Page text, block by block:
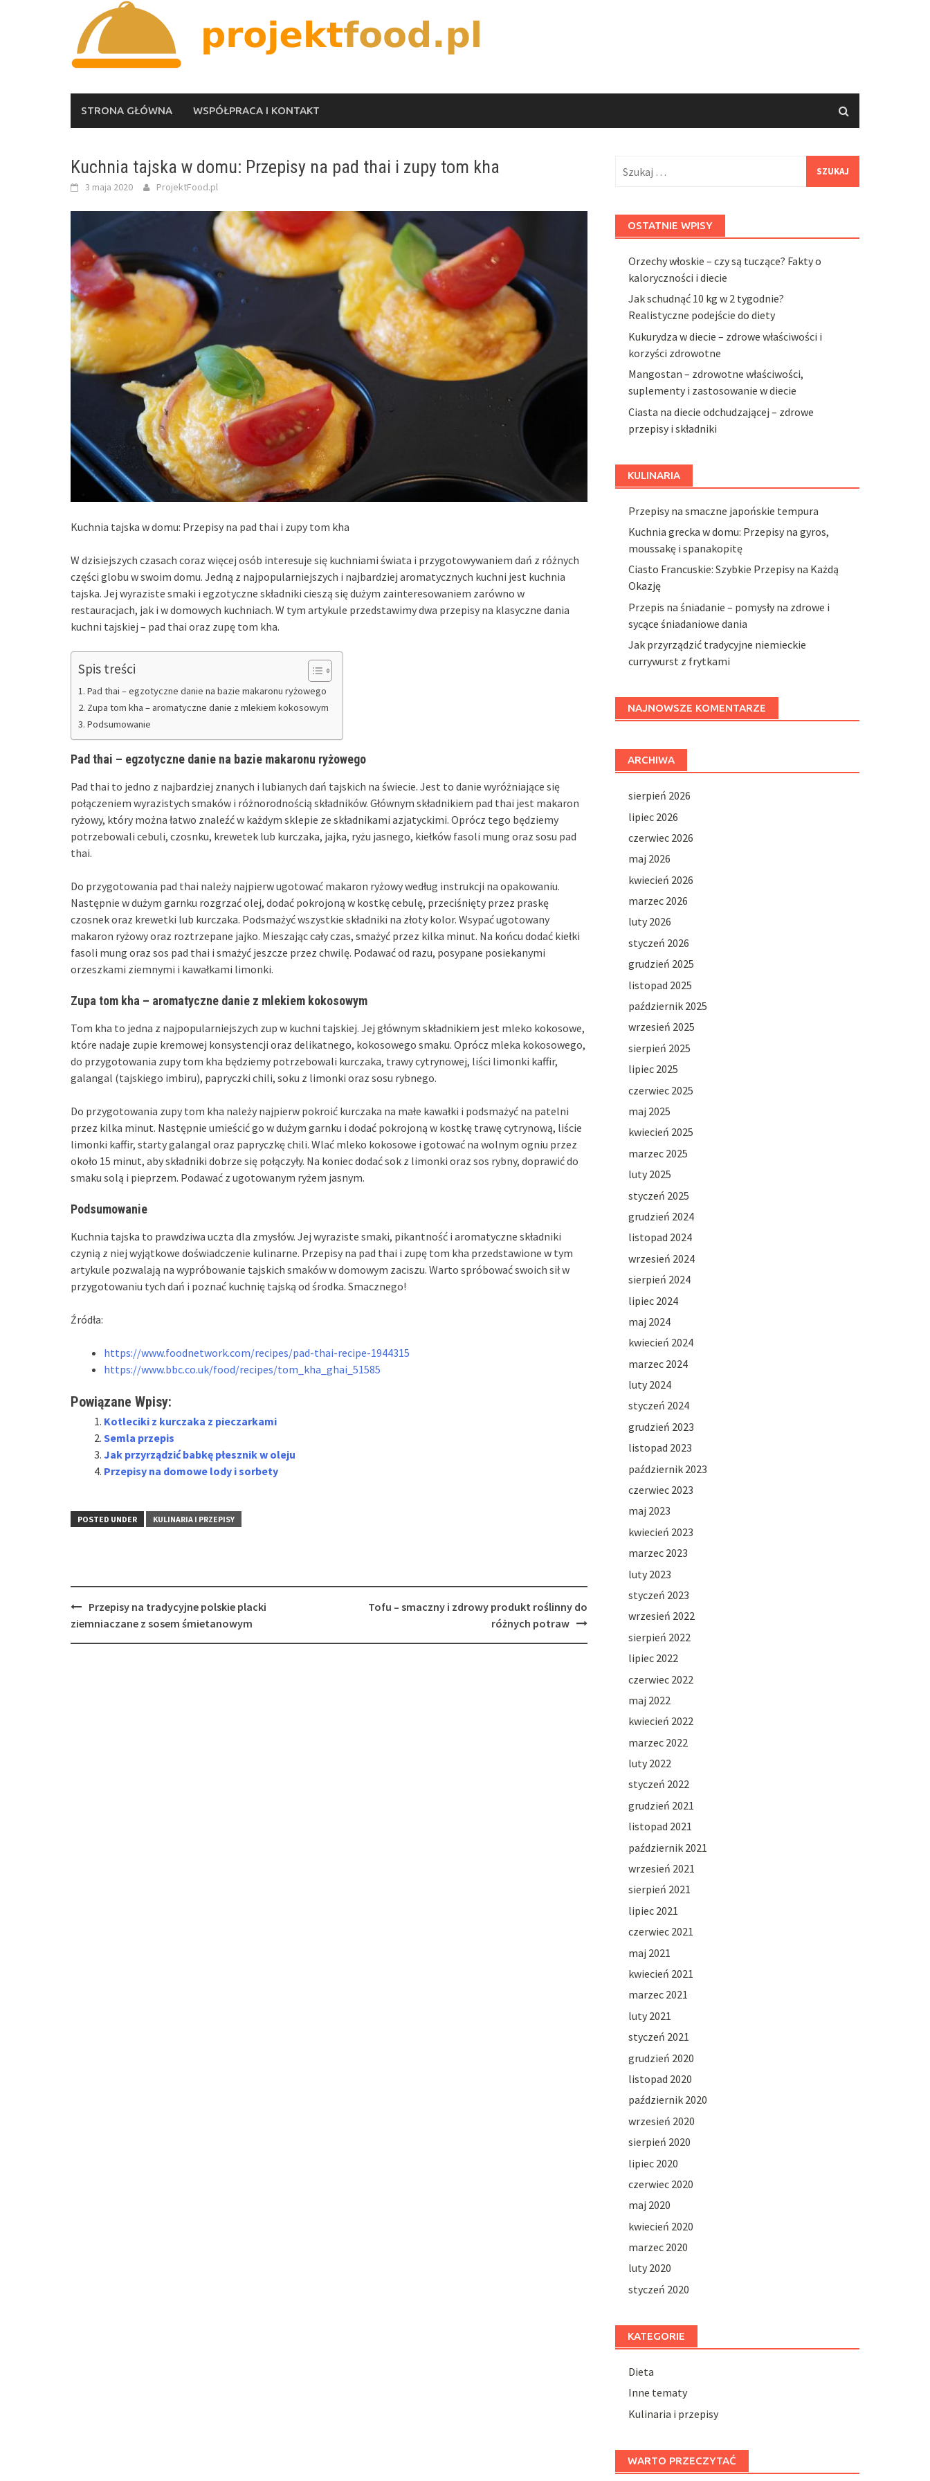
STRONA GŁÓWNA WSPÓŁPRACA I KONTAKT
Kuchnia tajska w domu: Przepisy na pad thai i zupy tom kha
3 maja 2020 ProjektFood.pl
Kuchnia tajska w domu: Przepisy na pad thai i zupy tom kha
W dzisiejszych czasach coraz więcej osób interesuje się kuchniami świata i przygotowywaniem dań z różnych
części globu w swoim domu. Jedną z najpopularniejszych i najbardziej aromatycznych kuchni jest kuchnia
tajska. Jej wyraziste smaki i egzotyczne składniki cieszą się dużym zainteresowaniem zarówno w
restauracjach, jak i w domowych kuchniach. W tym artykule przedstawimy dwa przepisy na klasyczne dania
kuchni tajskiej – pad thai oraz zupę tom kha.
Spis treści
Pad thai – egzotyczne danie na bazie makaronu ryżowego
Zupa tom kha – aromatyczne danie z mlekiem kokosowym
Podsumowanie
Pad thai – egzotyczne danie na bazie makaronu ryżowego
Pad thai to jedno z najbardziej znanych i lubianych dań tajskich na świecie. Jest to danie wyróżniające się
połączeniem wyrazistych smaków i różnorodnością składników. Głównym składnikiem pad thai jest makaron
ryżowy, który można łatwo znaleźć w każdym sklepie ze składnikami azjatyckimi. Oprócz tego będziemy
potrzebowali cebuli, czosnku, krewetek lub kurczaka, jajka, ryżu jasnego, kiełków fasoli mung oraz sosu pad
thai.
Do przygotowania pad thai należy najpierw ugotować makaron ryżowy według instrukcji na opakowaniu.
Następnie w dużym garnku rozgrzać olej, dodać pokrojoną w kostkę cebulę, przeciśnięty przez praskę
czosnek oraz krewetki lub kurczaka. Podsmażyć wszystkie składniki na złoty kolor. Wsypać ugotowany
makaron ryżowy oraz roztrzepane jajko. Mieszając cały czas, smażyć przez kilka minut. Na końcu dodać kiełki
fasoli mung oraz sos pad thai i smażyć jeszcze przez chwilę. Podawać od razu, posypane posiekanymi
orzeszkami ziemnymi i kawałkami limonki.
Zupa tom kha – aromatyczne danie z mlekiem kokosowym
Tom kha to jedna z najpopularniejszych zup w kuchni tajskiej. Jej głównym składnikiem jest mleko kokosowe,
które nadaje zupie kremowej konsystencji oraz delikatnego, kokosowego smaku. Oprócz mleka kokosowego,
do przygotowania zupy tom kha będziemy potrzebowali kurczaka, trawy cytrynowej, liści limonki kaffir,
galangal (tajskiego imbiru), papryczki chili, soku z limonki oraz sosu rybnego.
Do przygotowania zupy tom kha należy najpierw pokroić kurczaka na małe kawałki i podsmażyć na patelni
przez kilka minut. Następnie umieścić go w dużym garnku i dodać pokrojoną w kostkę trawę cytrynową, liście
limonki kaffir, starty galangal oraz papryczkę chili. Wlać mleko kokosowe i gotować na wolnym ogniu przez
około 15 minut, aby składniki dobrze się połączyły. Na koniec dodać sok z limonki oraz sos rybny, doprawić do
smaku solą i pieprzem. Podawać z ugotowanym ryżem jasnym.
Podsumowanie
Kuchnia tajska to prawdziwa uczta dla zmysłów. Jej wyraziste smaki, pikantność i aromatyczne składniki
czynią z niej wyjątkowe doświadczenie kulinarne. Przepisy na pad thai i zupę tom kha przedstawione w tym
artykule pozwalają na wypróbowanie tajskich smaków w domowym zaciszu. Warto spróbować swoich sił w
przygotowaniu tych dań i poznać kuchnię tajską od środka. Smacznego!
Źródła:
https://www.foodnetwork.com/recipes/pad-thai-recipe-1944315
https://www.bbc.co.uk/food/recipes/tom_kha_ghai_51585
Powiązane Wpisy:
Kotleciki z kurczaka z pieczarkami
Semla przepis
Jak przyrządzić babkę płesznik w oleju
Przepisy na domowe lody i sorbety
POSTED UNDER KULINARIA I PRZEPISY
Post
navigation
Przepisy na tradycyjne polskie placki
ziemniaczane z sosem śmietanowym
Tofu – smaczny i zdrowy produkt roślinny do
różnych potraw
OSTATNIE WPISY
Orzechy włoskie – czy są tuczące? Fakty o
kaloryczności i diecie
Jak schudnąć 10 kg w 2 tygodnie?
Realistyczne podejście do diety
Kukurydza w diecie – zdrowe właściwości i
korzyści zdrowotne
Mangostan – zdrowotne właściwości,
suplementy i zastosowanie w diecie
Ciasta na diecie odchudzającej – zdrowe
przepisy i składniki
KULINARIA
Przepisy na smaczne japońskie tempura
Kuchnia grecka w domu: Przepisy na gyros,
moussakę i spanakopitę
Ciasto Francuskie: Szybkie Przepisy na Każdą
Okazję
Przepis na śniadanie – pomysły na zdrowe i
sycące śniadaniowe dania
Jak przyrządzić tradycyjne niemieckie
currywurst z frytkami
NAJNOWSZE KOMENTARZE
ARCHIWA
sierpień 2026
lipiec 2026
czerwiec 2026
maj 2026
kwiecień 2026
marzec 2026
luty 2026
styczeń 2026
grudzień 2025
listopad 2025
październik 2025
wrzesień 2025
sierpień 2025
lipiec 2025
czerwiec 2025
maj 2025
kwiecień 2025
marzec 2025
luty 2025
styczeń 2025
grudzień 2024
listopad 2024
wrzesień 2024
sierpień 2024
lipiec 2024
maj 2024
kwiecień 2024
marzec 2024
luty 2024
styczeń 2024
grudzień 2023
listopad 2023
październik 2023
czerwiec 2023
maj 2023
kwiecień 2023
marzec 2023
luty 2023
styczeń 2023
wrzesień 2022
sierpień 2022
lipiec 2022
czerwiec 2022
maj 2022
kwiecień 2022
marzec 2022
luty 2022
styczeń 2022
grudzień 2021
listopad 2021
październik 2021
wrzesień 2021
sierpień 2021
lipiec 2021
czerwiec 2021
maj 2021
kwiecień 2021
marzec 2021
luty 2021
styczeń 2021
grudzień 2020
listopad 2020
październik 2020
wrzesień 2020
sierpień 2020
lipiec 2020
czerwiec 2020
maj 2020
kwiecień 2020
marzec 2020
luty 2020
styczeń 2020
KATEGORIE
Dieta
Inne tematy
Kulinaria i przepisy
WARTO PRZECZYTAĆ